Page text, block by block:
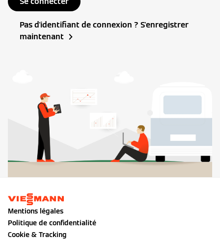
Pas d'identifiant de connexion ? S'enregistrer
maintenant
Mentions légales
Politique de confidentialité
Cookie & Tracking